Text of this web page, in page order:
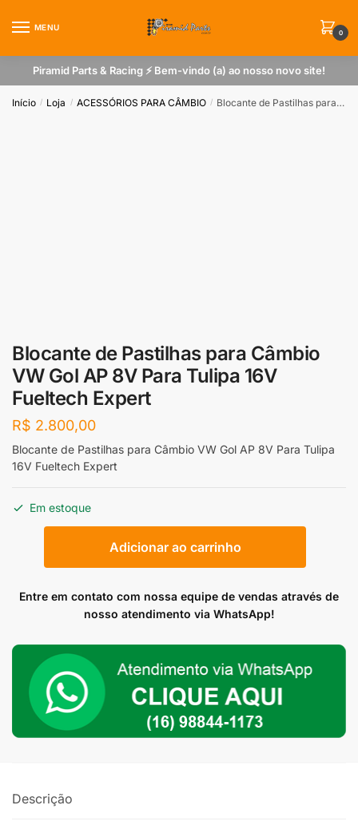
MENU
0
Piramid Parts & Racing ⚡ Bem-vindo (a) ao nosso novo site!
Início / Loja / ACESSÓRIOS PARA CÂMBIO / Blocante de Pastilhas para Câmbio VW Gol AP 8V Para Tulipa 16V Fueltech Expert
Blocante de Pastilhas para Câmbio
VW Gol AP 8V Para Tulipa 16V
Fueltech Expert
R$ 2.800,00
Blocante de Pastilhas para Câmbio VW Gol AP 8V Para Tulipa
16V Fueltech Expert
Em estoque
para
Gol
Para
Tulipa
quantidade
Adicionar ao carrinho
Entre em contato com nossa equipe de vendas através de
nosso atendimento via WhatsApp!
Descrição